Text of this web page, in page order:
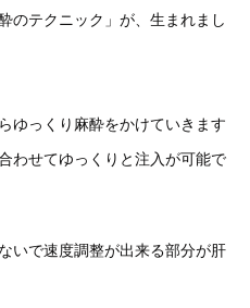
のテクニック」が、生まれまし
ゆっくり麻酔をかけていきます
わせてゆっくりと注入が可能で
いで速度調整が出来る部分が肝